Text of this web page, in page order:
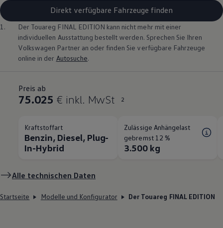
Direkt verfügbare Fahrzeuge finden
1. Der Touareg FINAL EDITION kann nicht mehr mit einer
individuellen Ausstattung bestellt werden. Sprechen Sie Ihren
Volkswagen Partner an oder finden Sie verfügbare Fahrzeuge
online in der Autosuche.
Preis ab
75.025 € inkl. MwSt 2
Kraftstoffart
Benzin, Diesel, Plug-
In-Hybrid
Zulässige Anhängelast
gebremst 12 %
3.500 kg
Alle technischen Daten
Startseite Modelle und Konfigurator Der Touareg FINAL EDITION